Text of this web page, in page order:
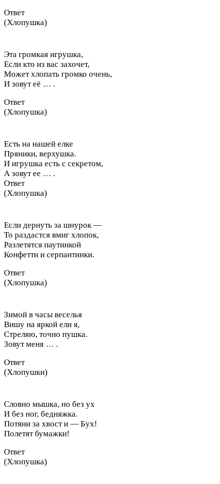
Ответ
(Хлопушка)
Эта громкая игрушка,
Если кто из вас захочет,
Может хлопать громко очень,
И зовут её … .
Ответ
(Хлопушка)
Есть на нашей елке
Пряники, верхушка.
И игрушка есть с секретом,
А зовут ее … .
Ответ
(Хлопушка)
Если дернуть за шнурок —
То раздастся вмиг хлопок,
Разлетятся паутинкой
Конфетти и серпантинки.
Ответ
(Хлопушка)
Зимой в часы веселья
Вишу на яркой ели я,
Стреляю, точно пушка.
Зовут меня … .
Ответ
(Хлопушки)
Словно мышка, но без ух
И без ног, бедняжка.
Потяни за хвост и — Бух!
Полетят бумажки!
Ответ
(Хлопушка)